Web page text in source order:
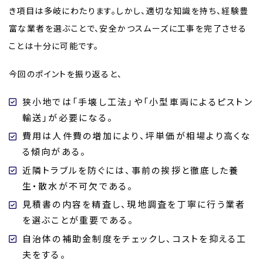
き項目は多岐にわたります。しかし、適切な知識を持ち、経験豊
富な業者を選ぶことで、安全かつスムーズに工事を完了させる
ことは十分に可能です。
今回のポイントを振り返ると、
狭小地では「手壊し工法」や「小型車両によるピストン
輸送」が必要になる。
費用は人件費の増加により、坪単価が相場より高くな
る傾向がある。
近隣トラブルを防ぐには、事前の挨拶と徹底した養
生・散水が不可欠である。
見積書の内容を精査し、現地調査を丁寧に行う業者
を選ぶことが重要である。
自治体の補助金制度をチェックし、コストを抑える工
夫をする。